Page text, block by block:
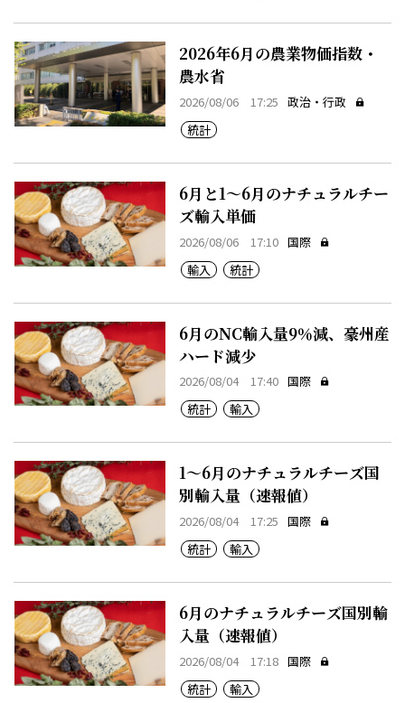
2026年6月の農業物価指数・
農水省
2026/08/06 17:25 政治・行政
統計
6月と1～6月のナチュラルチー
ズ輸入単価
2026/08/06 17:10 国際
輸入
統計
6月のNC輸入量9％減、豪州産
ハード減少
2026/08/04 17:40 国際
統計
輸入
1～6月のナチュラルチーズ国
別輸入量（速報値）
2026/08/04 17:25 国際
統計
輸入
6月のナチュラルチーズ国別輸
入量（速報値）
2026/08/04 17:18 国際
統計
輸入